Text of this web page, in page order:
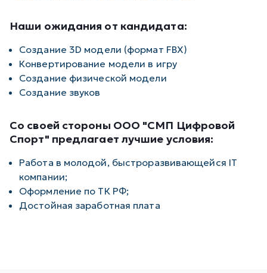
Наши ожидания от кандидата:
Создание 3D модели (формат FBX)
Конвертирование модели в игру
Создание физической модели
Создание звуков
Со своей стороны ООО "СМП Цифровой
Спорт" предлагает лучшие условия:
Работа в молодой, быстроразвивающейся IT
компании;
Оформление по ТК РФ;
Достойная заработная плата